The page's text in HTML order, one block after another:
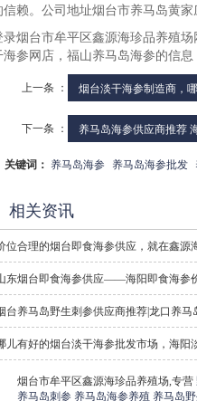
信赖。公司地址烟台市养马岛黄家
录烟台市牟平区鑫源海珍品养殖场
海参网店，福山养马岛海参的信息
上一条 ： 烟台淡干海参制造商，
下一条 ： 养马岛海参供应商推荐
关键词： 养马岛海参 养马岛海参批发
相关资讯
位合理的烟台即食海参供应，就在鑫源
东烟台即食海参供应——海阳即食海参
台养马岛野生刺参供应商推荐|龙口养马
儿有好的烟台淡干海参批发市场，海阳
烟台市牟平区鑫源海珍品养殖场,专营
养马岛刺参 养马岛海参养殖 养马岛